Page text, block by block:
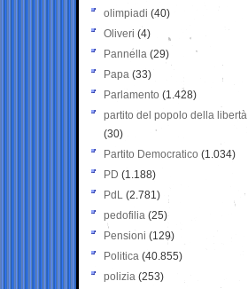
olimpiadi (40)
Oliveri (4)
Pannella (29)
Papa (33)
Parlamento (1.428)
partito del popolo della libertà
(30)
Partito Democratico (1.034)
PD (1.188)
PdL (2.781)
pedofilia (25)
Pensioni (129)
Politica (40.855)
polizia (253)